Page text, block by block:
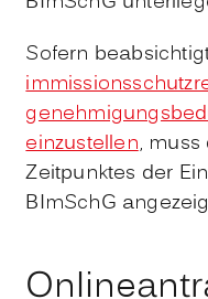
Sofern
einzustellen, muss
Zeitpunktes der
BImSchG